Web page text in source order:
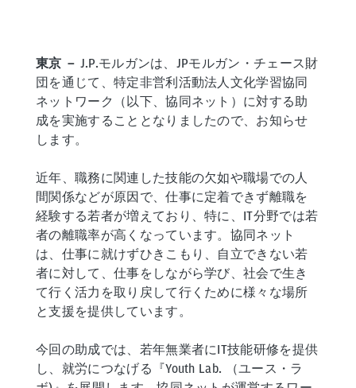
東京 － J.P.モルガンは、JPモルガン・チェース財
団を通じて、特定非営利活動法人文化学習協同
ネットワーク（以下、協同ネット）に対する助
成を実施することとなりましたので、お知らせ
します。
近年、職務に関連した技能の欠如や職場での人
間関係などが原因で、仕事に定着できず離職を
経験する若者が増えており、特に、IT分野では若
者の離職率が高くなっています。協同ネット
は、仕事に就けずひきこもり、自立できない若
者に対して、仕事をしながら学び、社会で生き
て行く活力を取り戻して行くために様々な場所
と支援を提供しています。
今回の助成では、若年無業者にIT技能研修を提供
し、就労につなげる『Youth Lab. （ユース・ラ